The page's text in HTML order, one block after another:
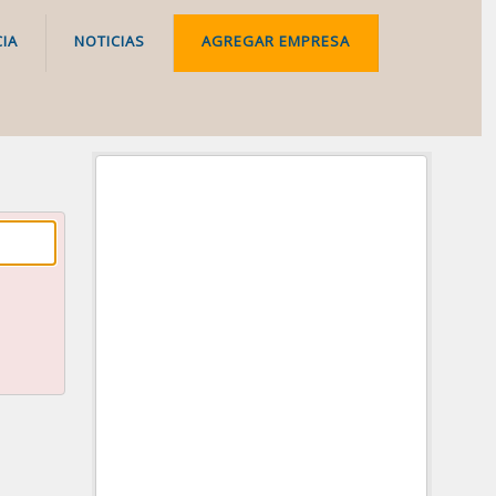
NOTICIAS AGREGAR EMPRESA